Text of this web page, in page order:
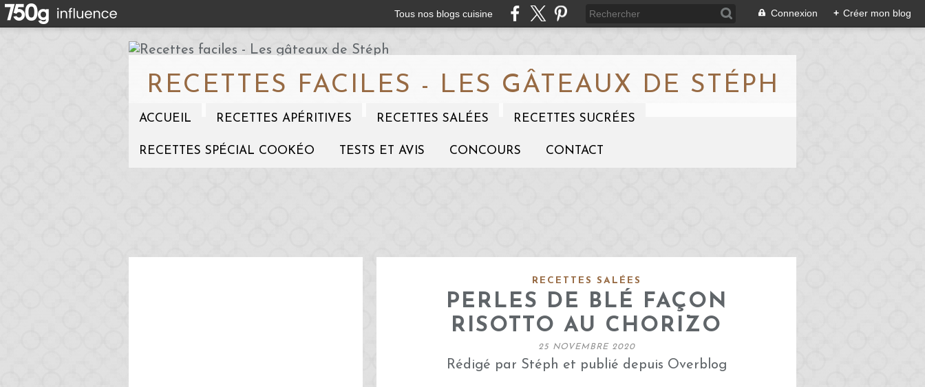
Tous nos blogs cuisine Connexion + Créer mon blog
RECETTES FACILES - LES GÂTEAUX DE STÉPH
ACCUEIL RECETTES APÉRITIVES RECETTES SALÉES RECETTES SUCRÉES
RECETTES SPÉCIAL COOKÉO TESTS ET AVIS CONCOURS CONTACT
RECETTES SALÉES
PERLES DE BLÉ FAÇON
RISOTTO AU CHORIZO
25 NOVEMBRE 2020
Rédigé par Stéph et publié depuis Overblog